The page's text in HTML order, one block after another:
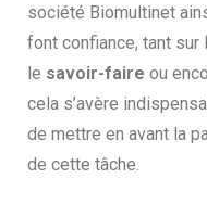
société Biomultinet
font confiance, tant sur
le savoir-faire ou
cela s’avère
de mettre en avant la
de cette tâche.